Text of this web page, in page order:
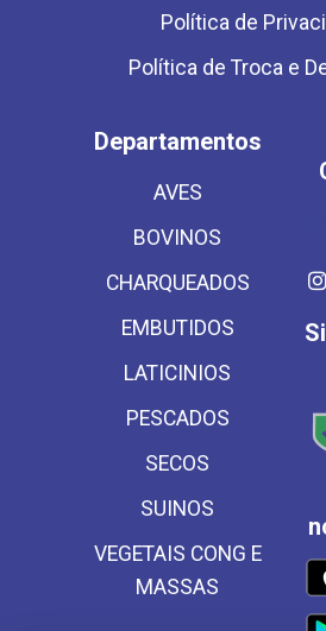
Política de
Política de Troca e
Departamentos
AVES
BOVINOS
CHARQUEADOS
EMBUTIDOS
LATICINIOS
PESCADOS
SECOS
SUINOS
VEGETAIS CONG E
MASSAS